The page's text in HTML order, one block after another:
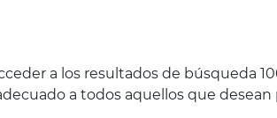
a los resultados de búsqueda
a todos aquellos que